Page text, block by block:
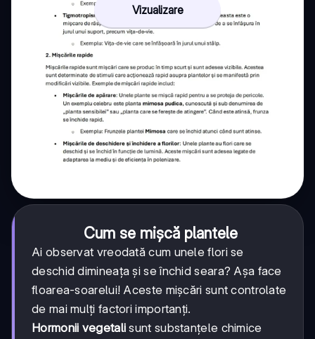
Vizualizare
Cum se mișcă plantele
Ai observat vreodată cum unele flori se
deschid dimineața și se închid seara? Așa face
floarea-soarelui! Aceste mișcări sunt controlate
de mai mulți factori importanți.
Hormonii vegetali sunt substanțele chimice